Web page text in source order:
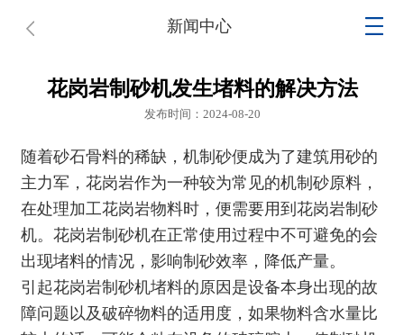
新闻中心
花岗岩制砂机发生堵料的解决方法
发布时间：2024-08-20
随着砂石骨料的稀缺，机制砂便成为了建筑用砂的
主力军，花岗岩作为一种较为常见的机制砂原料，
在处理加工花岗岩物料时，便需要用到花岗岩制砂
机。花岗岩制砂机在正常使用过程中不可避免的会
出现堵料的情况，影响制砂效率，降低产量。
引起花岗岩制砂机堵料的原因是设备本身出现的故
障问题以及破碎物料的适用度，如果物料含水量比